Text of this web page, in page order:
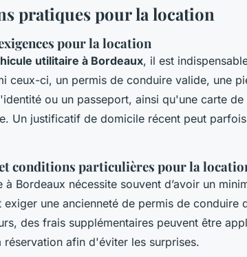
pratiques pour la location
pour la location
utilitaire à Bordeaux, il est
ceux-ci, un permis de conduire valide, une
ou un passeport, ainsi qu'une carte
Un justificatif de domicile récent peut
conditions particulières pour la
à Bordeaux nécessite souvent d’avoir un
une ancienneté de permis de conduire
des frais supplémentaires peuvent être
afin d'éviter les surprises.